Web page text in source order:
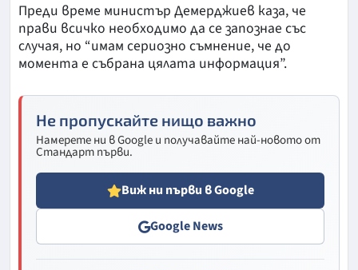
Преди време министър Демерджиев каза, че
прави всичко необходимо да се запознае със
случая, но “имам сериозно съмнение, че до
момента е събрана цялата информация”.
Не пропускайте нищо важно
Намерете ни в Google и получавайте най-новото от
Стандарт първи.
Виж ни първи в Google
Google News